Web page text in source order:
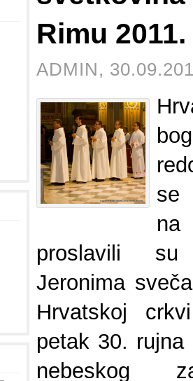
Rimu 2011.
ADMIN,
se
proslavili su
Jeronima
Hrvatskoj
petak 30. rujna
nebeskog